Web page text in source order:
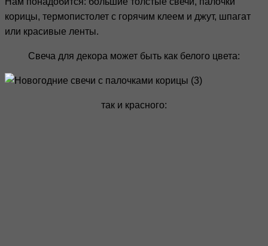
корицы, термопистолет с горячим клеем и джут, шпагат
или красивые ленты.
Свеча для декора может быть как белого цвета:
так и красного: